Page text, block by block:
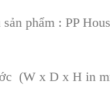
phẩm : PP
(W x D x H in